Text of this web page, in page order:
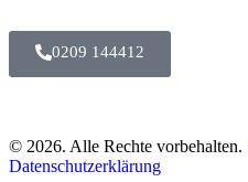
0209 144412
© 2026. Alle Rechte vorbehalten.
Datenschutzerklärung